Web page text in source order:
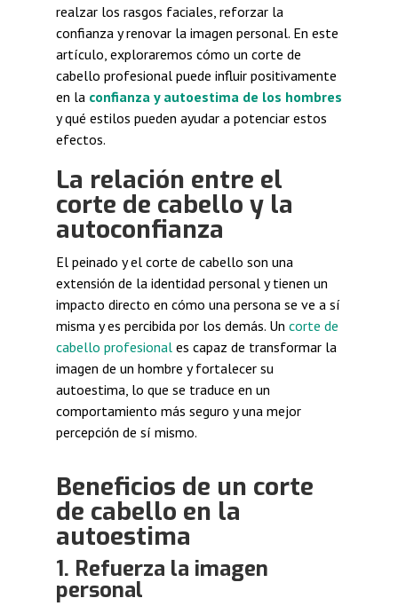
realzar los rasgos faciales, reforzar la
confianza y renovar la imagen personal. En este
artículo, exploraremos cómo un corte de
cabello profesional puede influir positivamente
en la confianza y autoestima de los hombres
y qué estilos pueden ayudar a potenciar estos
efectos.
La relación entre el
corte de cabello y la
autoconfianza
El peinado y el corte de cabello son una
extensión de la identidad personal y tienen un
impacto directo en cómo una persona se ve a sí
misma y es percibida por los demás. Un corte de
cabello profesionales capaz de transformar la
imagen de un hombre y fortalecer su
autoestima, lo que se traduce en un
comportamiento más seguro y una mejor
percepción de sí mismo.
Beneficios de un corte
de cabello en la
autoestima
1. Refuerza la imagen
personal